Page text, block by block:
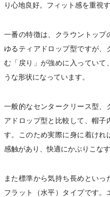
り心地良好。フィット感を重視
一番の特徴は、クラウントップ
ゆるティアドロップ型ですが、
む「戻り」が強めに入っていて
うな形状になっています。
一般的なセンタークリース型、
アドロップ型と比較して、帽子
す。このため実際に身に着けれ
感触があり、快適にかぶりこな
また標準から気持ち長めとい
フラット（水平）タイプです